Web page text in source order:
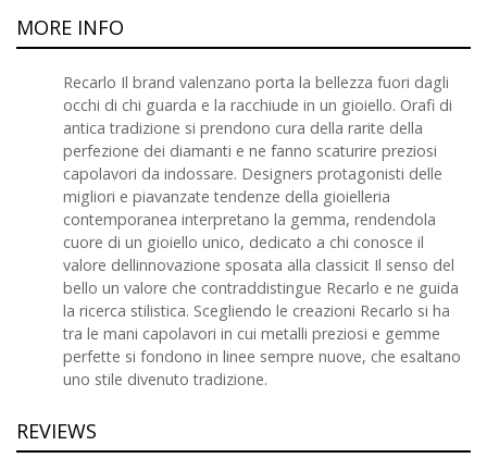
MORE INFO
Recarlo Il brand valenzano porta la bellezza fuori dagli
occhi di chi guarda e la racchiude in un gioiello. Orafi di
antica tradizione si prendono cura della rarite della
perfezione dei diamanti e ne fanno scaturire preziosi
capolavori da indossare. Designers protagonisti delle
migliori e piavanzate tendenze della gioielleria
contemporanea interpretano la gemma, rendendola
cuore di un gioiello unico, dedicato a chi conosce il
valore dellinnovazione sposata alla classicit Il senso del
bello un valore che contraddistingue Recarlo e ne guida
la ricerca stilistica. Scegliendo le creazioni Recarlo si ha
tra le mani capolavori in cui metalli preziosi e gemme
perfette si fondono in linee sempre nuove, che esaltano
uno stile divenuto tradizione.
REVIEWS